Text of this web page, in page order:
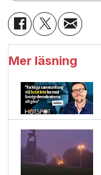
Mer läsning